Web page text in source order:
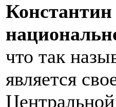
что так
является